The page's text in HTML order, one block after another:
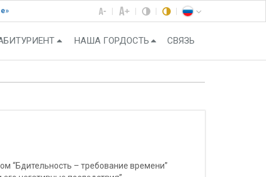
НАША ГОРДОСТЬ СВЯЗЬ
“Бдительность – требование времени”